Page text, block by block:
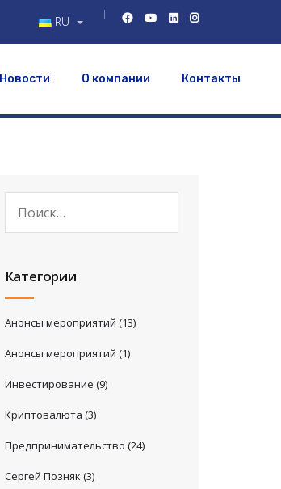
RU
Новости О компании Контакты
Категории
Анонсы мероприятий (13)
Анонсы мероприятий (1)
Инвестирование (9)
Криптовалюта (3)
Предпринимательство (24)
Сергей Позняк (3)